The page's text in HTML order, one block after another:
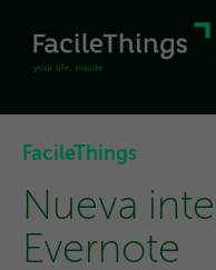
FacileThings
Nueva
Evernote